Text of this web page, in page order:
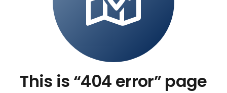
This is “404 error” page